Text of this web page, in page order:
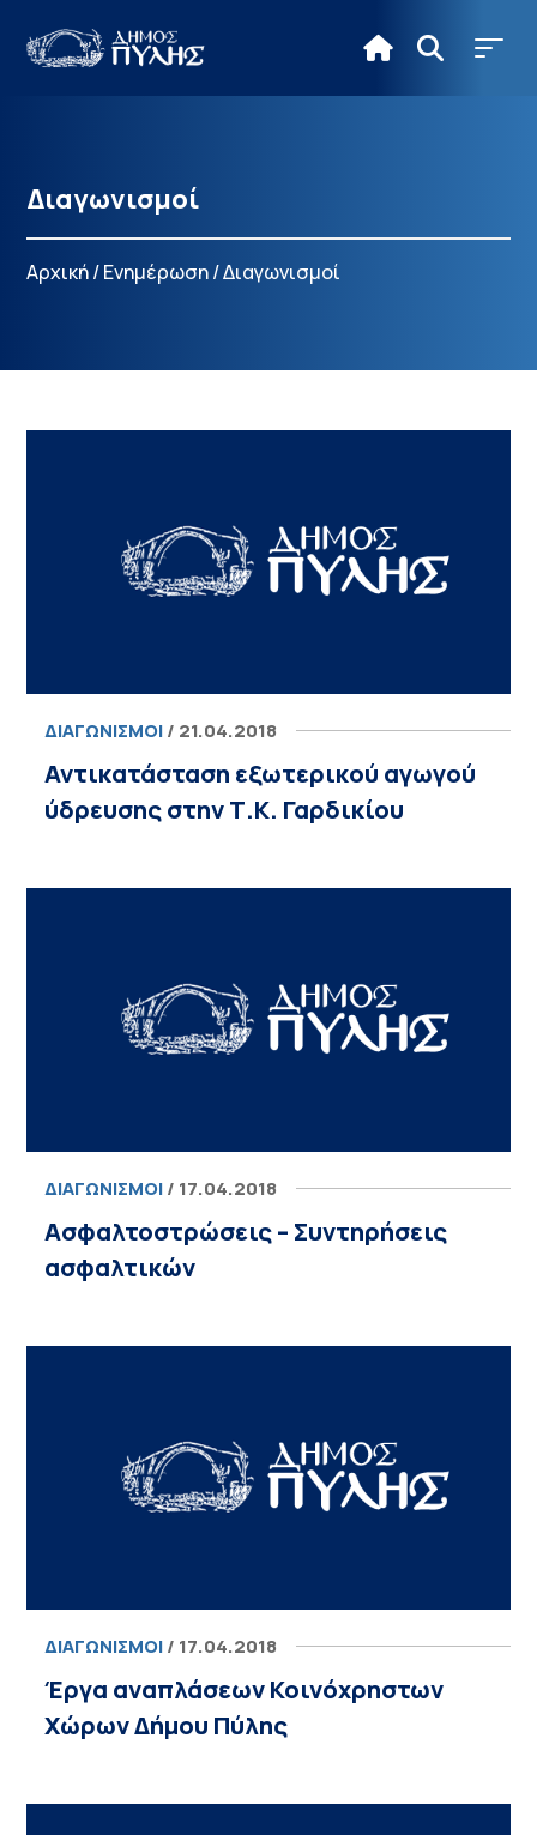
Διαγωνισμοί
Αρχική/Ενημέρωση/Διαγωνισμοί
ΔΙΑΓΩΝΙΣΜΟΊ/ 21.04.2018
Αντικατάσταση εξωτερικού αγωγού
ύδρευσης στην Τ.Κ. Γαρδικίου
ΔΙΑΓΩΝΙΣΜΟΊ/ 17.04.2018
Ασφαλτοστρώσεις – Συντηρήσεις
ασφαλτικών
ΔΙΑΓΩΝΙΣΜΟΊ/ 17.04.2018
Έργα αναπλάσεων Κοινόχρηστων
Χώρων Δήμου Πύλης